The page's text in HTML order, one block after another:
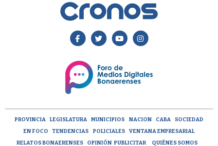
PROVINCIA LEGISLATURA MUNICIPIOS NACION CABA
SOCIEDAD
EN FOCO
TENDENCIAS POLICIALES
VENTANA EMPRESARIAL
RELATOS BONAERENSES
OPINIÓN PUBLICITAR QUIÉNES SOMOS